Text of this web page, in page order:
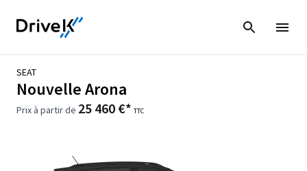
SEAT
Nouvelle Arona
Prix à partir de 25 460 €* TTC